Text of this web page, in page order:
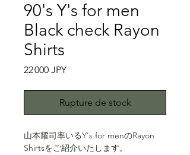
90's Y's for men
Black check Rayon
Shirts
22 000 JPYPrix
Rupture de stock
山本耀司率いるY's for menのRayon
Shirtsをご紹介いたします。